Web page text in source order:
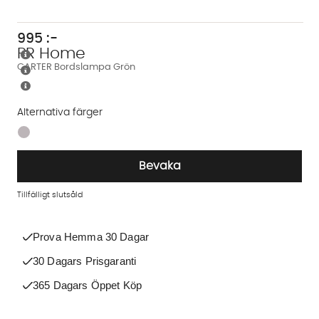
CARTER Bordslampa Grön
PR Home
995 :-
Bevaka
Tillfälligt slutsåld
Alternativa färger
Finns även i dessa färger:
Prova Hemma 30 Dagar
30 Dagars Prisgaranti
365 Dagars Öppet Köp